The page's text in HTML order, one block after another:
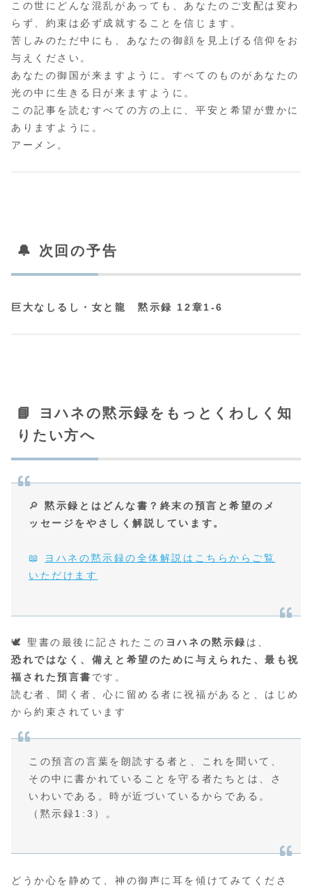
この世にどんな混乱があっても、あなたのご支配は変わ
らず、約束は必ず成就することを信じます。
苦しみのただ中にも、あなたの御顔を見上げる信仰をお
与えください。
あなたの御国が来ますように。すべてのものがあなたの
光の中に生きる日が来ますように。
この記事を読むすべての方の上に、平安と希望が豊かに
ありますように。
アーメン。
🔔 次回の予告
巨大なしるし・女と龍 黙示録 12章1-6
📘 ヨハネの黙示録をもっとくわしく知
りたい方へ
🔎黙示録とはどんな書？終末の預言と希望のメ
ッセージをやさしく解説しています。
📖
ヨハネの黙示録の全体解説はこちらからご覧
いただけます
🕊️ 聖書の最後に記されたこの ヨハネの黙示録 は、
恐れではなく、備えと希望のために与えられた、最も祝
福された預言書 です。
読む者、聞く者、心に留める者に祝福があると、はじめ
から約束されています
この預言の言葉を朗読する者と、これを聞いて、
その中に書かれていることを守る者たちとは、さ
いわいである。時が近づいているからである。
（黙示録1:3）。
どうか心を静めて、神の御声に耳を傾けてみてくださ